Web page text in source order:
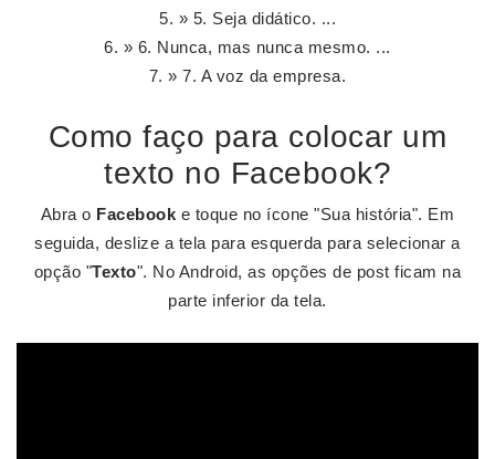
» 5. Seja didático. ...
» 6. Nunca, mas nunca mesmo. ...
» 7. A voz da empresa.
Como faço para colocar um
texto no Facebook?
Abra o Facebook e toque no ícone "Sua história". Em
seguida, deslize a tela para esquerda para selecionar a
opção "Texto". No Android, as opções de post ficam na
parte inferior da tela.